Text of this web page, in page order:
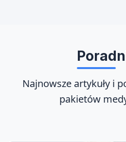
Najnowsze artykuły i
pakietów